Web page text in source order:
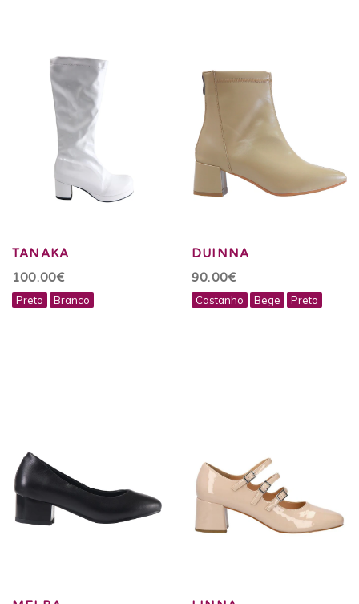
TANAKA
100.00€
Preto Branco
DUINNA
90.00€
Castanho Bege Preto